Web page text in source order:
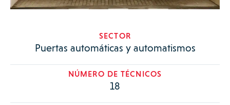
SECTOR
Puertas automáticas y automatismos
NÚMERO DE TÉCNICOS
18